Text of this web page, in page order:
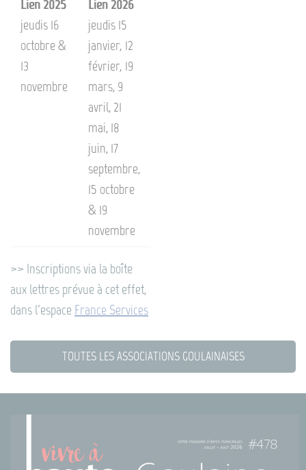
Lien 2025
jeudis 16
octobre &
13
novembre
Lien 2026
jeudis 15
janvier, 12
février, 19
mars, 9
avril, 21
mai, 18
juin, 17
septembre,
15 octobre
& 19
novembre
>> Inscriptions via la boîte
aux lettres prévue à cet effet,
dans l'espace France Services
TOUTES LES ASSOCIATIONS GOULAINAISES